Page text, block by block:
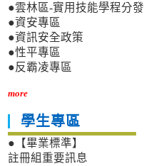
●雲林區-實用技能學程分發
●資安專區
●資訊安全政策
●性平專區
●反霸凌專區
more
學生專區
●【畢業標準】
註冊組重要訊息